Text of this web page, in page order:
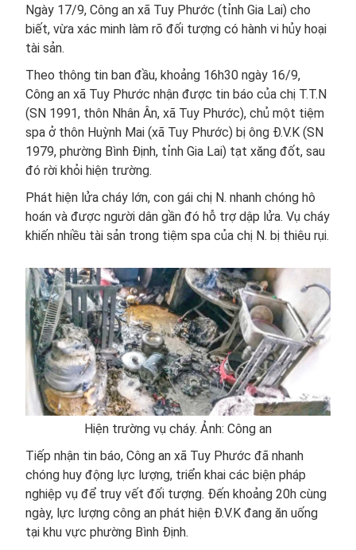
Ngày 17/9, Công an xã Tuy Phước (tỉnh Gia Lai) cho
biết, vừa xác minh làm rõ đối tượng có hành vi hủy hoại
tài sản.
Theo thông tin ban đầu, khoảng 16h30 ngày 16/9,
Công an xã Tuy Phước nhận được tin báo của chị T.T.N
(SN 1991, thôn Nhân Ân, xã Tuy Phước), chủ một tiệm
spa ở thôn Huỳnh Mai (xã Tuy Phước) bị ông Đ.V.K (SN
1979, phường Bình Định, tỉnh Gia Lai) tạt xăng đốt, sau
đó rời khỏi hiện trường.
Phát hiện lửa cháy lớn, con gái chị N. nhanh chóng hô
hoán và được người dân gần đó hỗ trợ dập lửa. Vụ cháy
khiến nhiều tài sản trong tiệm spa của chị N. bị thiêu rụi.
Hiện trường vụ cháy. Ảnh: Công an
Tiếp nhận tin báo, Công an xã Tuy Phước đã nhanh
chóng huy động lực lượng, triển khai các biện pháp
nghiệp vụ để truy vết đối tượng. Đến khoảng 20h cùng
ngày, lực lượng công an phát hiện Đ.V.K đang ăn uống
tại khu vực phường Bình Định.